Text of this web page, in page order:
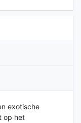
exotische
op het